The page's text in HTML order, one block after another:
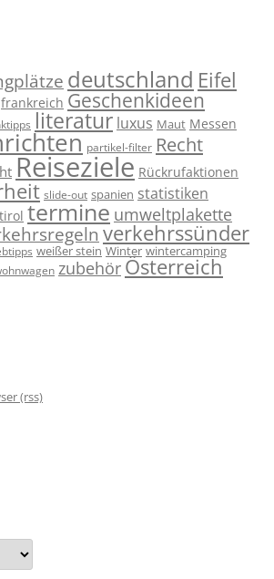
deutschland Eifel
frankreich Geschenkideen
literatur luxus Maut Messen
partikel-filter Recht
Reiseziele Rückrufaktionen
slide-out spanien statistiken
termine umweltplakette
verkehrssünder
weißer stein Winter wintercamping
zubehör Österreich
(rss)